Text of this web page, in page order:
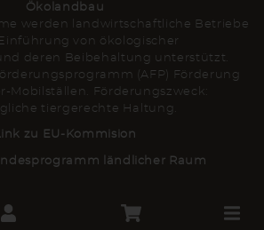
Ökolandbau
werden landwirtschaftliche Betriebe
von ökologischer
deren Beibehaltung unterstützt.
(AFP) Förderung
Mobilställen. Förderungszweck:
tiergerechte Haltung.
zu EU-Kommision
ländlicher Raum
Toggle